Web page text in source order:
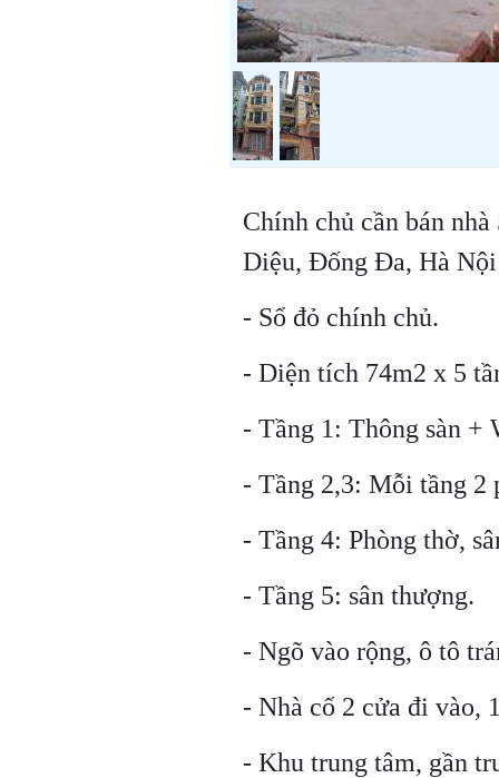
Chính chủ cần bán
Diệu, Đống Đa, Hà Nội
- Sổ đỏ chính chủ.
- Diện tích 74m2 x 5
- Tầng 1: Thông sàn +
- Tầng 2,3: Mỗi tầng 2
- Tầng 4: Phòng thờ,
- Tầng 5: sân thượng.
- Ngõ vào rộng, ô tô
- Nhà cố 2 cửa đi vào,
- Khu trung tâm, gần